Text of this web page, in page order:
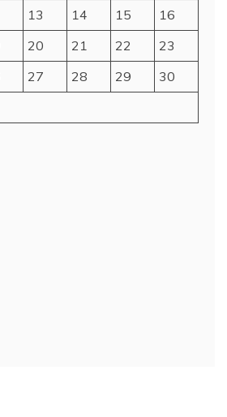
13 14 15
16
20 21 22
23
27 28 29
30